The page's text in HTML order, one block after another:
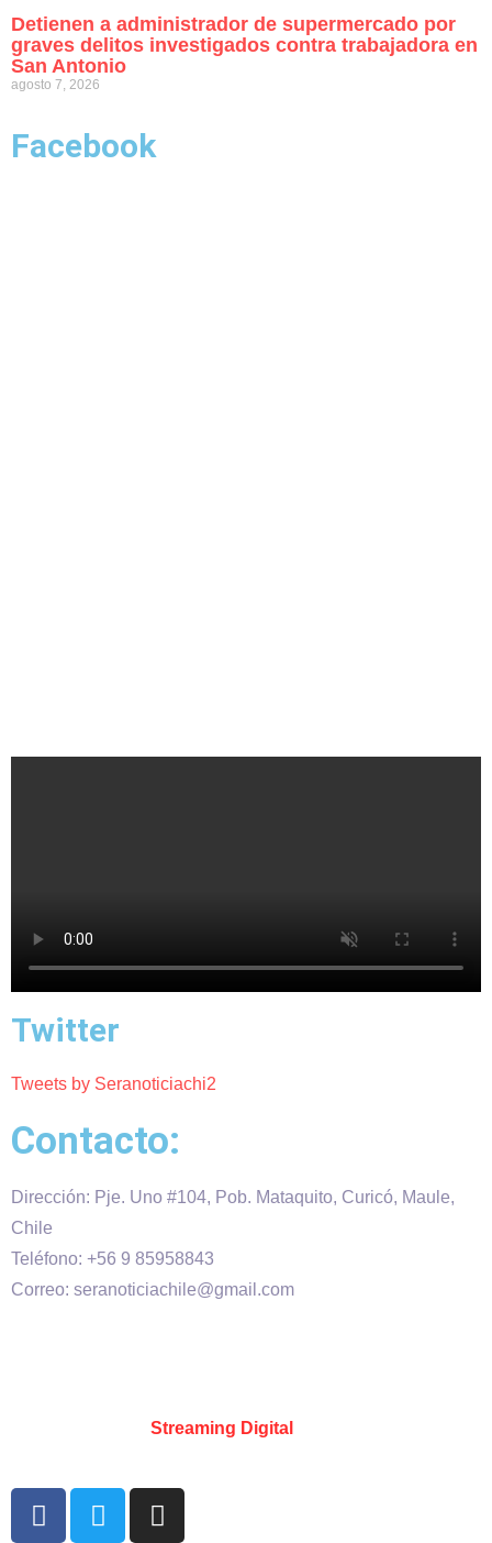
Detienen a administrador de supermercado por
graves delitos investigados contra trabajadora en
San Antonio
agosto 7, 2026
Facebook
Twitter
Tweets by Seranoticiachi2
Contacto:
Dirección: Pje. Uno #104, Pob. Mataquito, Curicó, Maule,
Chile
Teléfono: +56 9 85958843
Correo: seranoticiachile@gmail.com
Streaming Digital